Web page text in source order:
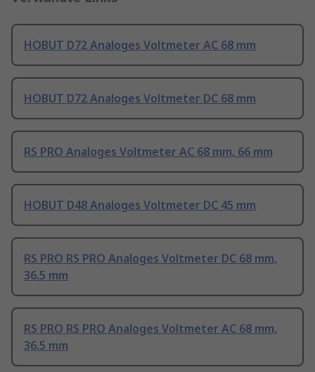
HOBUT D72 Analoges Voltmeter AC 68 mm
HOBUT D72 Analoges Voltmeter DC 68 mm
RS PRO Analoges Voltmeter AC 68 mm, 66 mm
HOBUT D48 Analoges Voltmeter DC 45 mm
RS PRO RS PRO Analoges Voltmeter DC 68 mm,
36.5 mm
RS PRO RS PRO Analoges Voltmeter AC 68 mm,
36.5 mm